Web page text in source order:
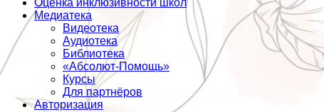
Оценка инклюзивности школ
Медиатека
Видеотека
Аудиотека
Библиотека
«Абсолют-Помощь»
Курсы
Для партнёров
Авторизация